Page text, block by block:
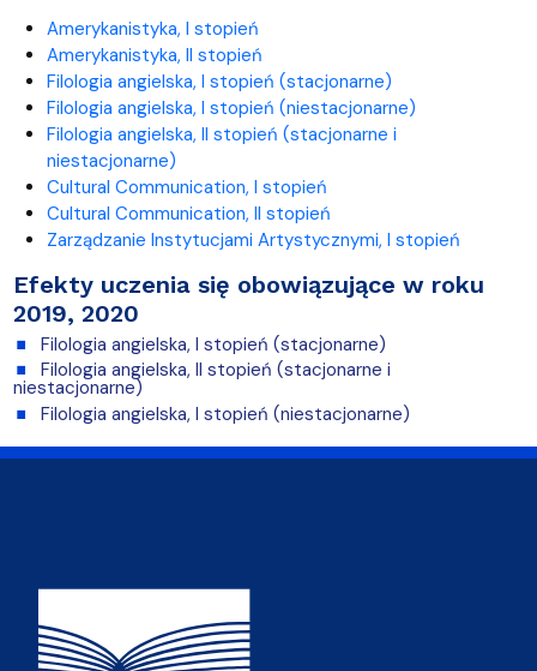
Amerykanistyka, I stopień
Amerykanistyka, II stopień
Filologia angielska, I stopień (stacjonarne)
Filologia angielska, I stopień (niestacjonarne)
Filologia angielska, II stopień (stacjonarne i
niestacjonarne)
Cultural Communication, I stopień
Cultural Communication, II stopień
Zarządzanie Instytucjami Artystycznymi, I stopień
Efekty uczenia się obowiązujące w roku
2019, 2020
Filologia angielska, I stopień (stacjonarne)
Filologia angielska, II stopień (stacjonarne i
niestacjonarne)
Filologia angielska, I stopień (niestacjonarne)
Adres Wydziału